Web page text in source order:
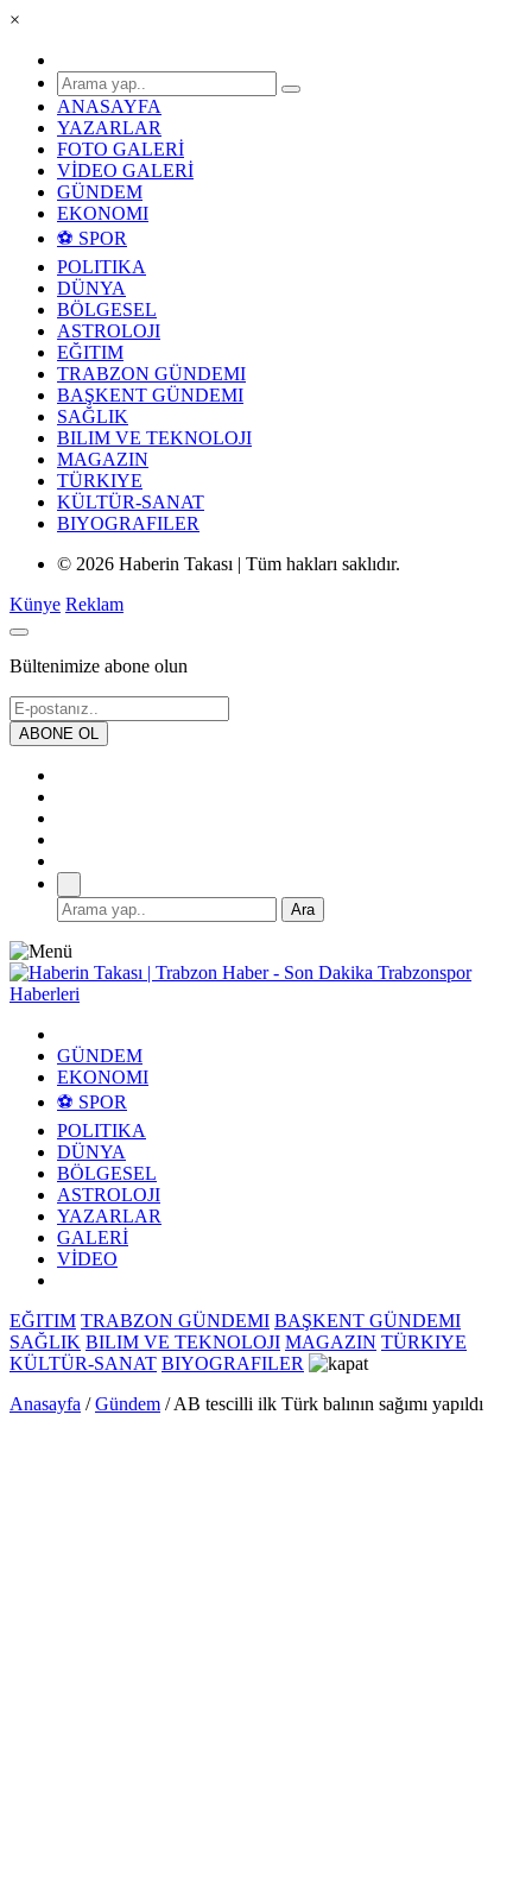
×
ANASAYFA
YAZARLAR
FOTO GALERİ
VİDEO GALERİ
GÜNDEM
EKONOMI
⚽ SPOR
POLITIKA
DÜNYA
BÖLGESEL
ASTROLOJI
EĞITIM
TRABZON GÜNDEMI
BAŞKENT GÜNDEMI
SAĞLIK
BILIM VE TEKNOLOJI
MAGAZIN
TÜRKIYE
KÜLTÜR-SANAT
BIYOGRAFILER
© 2026 Haberin Takası | Tüm hakları saklıdır.
Künye Reklam
Bültenimize abone olun
GÜNDEM
EKONOMI
⚽ SPOR
POLITIKA
DÜNYA
BÖLGESEL
ASTROLOJI
YAZARLAR
GALERİ
VİDEO
EĞITIM TRABZON GÜNDEMI BAŞKENT GÜNDEMI
SAĞLIK BILIM VE TEKNOLOJI MAGAZIN TÜRKIYE
KÜLTÜR-SANAT BIYOGRAFILER
Anasayfa /Gündem /AB tescilli ilk Türk balının sağımı yapıldı